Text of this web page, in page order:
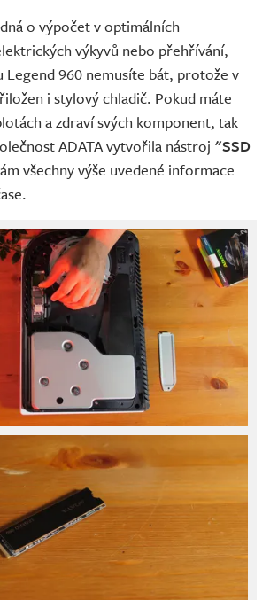
o výpočet v optimálních
výkyvů nebo přehřívání,
Legend 960 nemusíte bát, protože v
i stylový chladič. Pokud máte
a zdraví svých komponent, tak
ADATA vytvořila nástroj "SSD
všechny výše uvedené informace